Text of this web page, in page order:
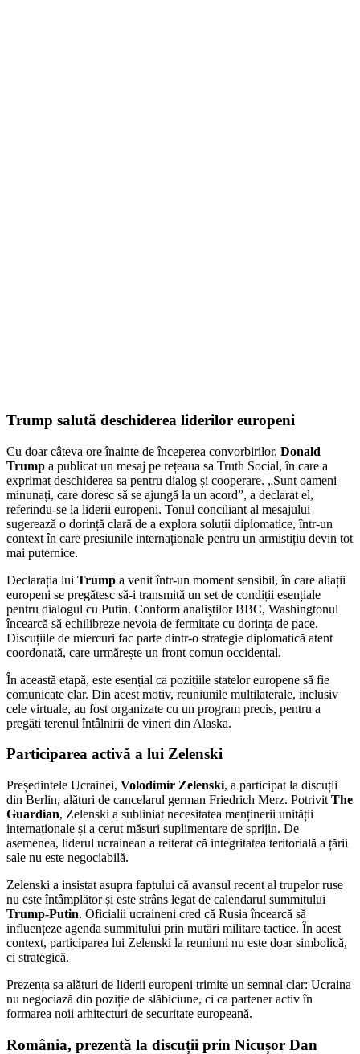
Trump salută deschiderea liderilor europeni
Cu doar câteva ore înainte de începerea convorbirilor, Donald
Trump a publicat un mesaj pe rețeaua sa Truth Social, în care a
exprimat deschiderea sa pentru dialog și cooperare. „Sunt oameni
minunați, care doresc să se ajungă la un acord”, a declarat el,
referindu-se la liderii europeni. Tonul conciliant al mesajului
sugerează o dorință clară de a explora soluții diplomatice, într-un
context în care presiunile internaționale pentru un armistițiu devin tot
mai puternice.
Declarația lui Trump a venit într-un moment sensibil, în care aliații
europeni se pregătesc să-i transmită un set de condiții esențiale
pentru dialogul cu Putin. Conform analiștilor BBC, Washingtonul
încearcă să echilibreze nevoia de fermitate cu dorința de pace.
Discuțiile de miercuri fac parte dintr-o strategie diplomatică atent
coordonată, care urmărește un front comun occidental.
În această etapă, este esențial ca pozițiile statelor europene să fie
comunicate clar. Din acest motiv, reuniunile multilaterale, inclusiv
cele virtuale, au fost organizate cu un program precis, pentru a
pregăti terenul întâlnirii de vineri din Alaska.
Participarea activă a lui Zelenski
Președintele Ucrainei, Volodimir Zelenski, a participat la discuții
din Berlin, alături de cancelarul german Friedrich Merz. Potrivit The
Guardian, Zelenski a subliniat necesitatea menținerii unității
internaționale și a cerut măsuri suplimentare de sprijin. De
asemenea, liderul ucrainean a reiterat că integritatea teritorială a țării
sale nu este negociabilă.
Zelenski a insistat asupra faptului că avansul recent al trupelor ruse
nu este întâmplător și este strâns legat de calendarul summitului
Trump-Putin. Oficialii ucraineni cred că Rusia încearcă să
influențeze agenda summitului prin mutări militare tactice. În acest
context, participarea lui Zelenski la reuniuni nu este doar simbolică,
ci strategică.
Prezența sa alături de liderii europeni trimite un semnal clar: Ucraina
nu negociază din poziție de slăbiciune, ci ca partener activ în
formarea noii arhitecturi de securitate europeană.
România, prezentă la discuții prin Nicușor Dan